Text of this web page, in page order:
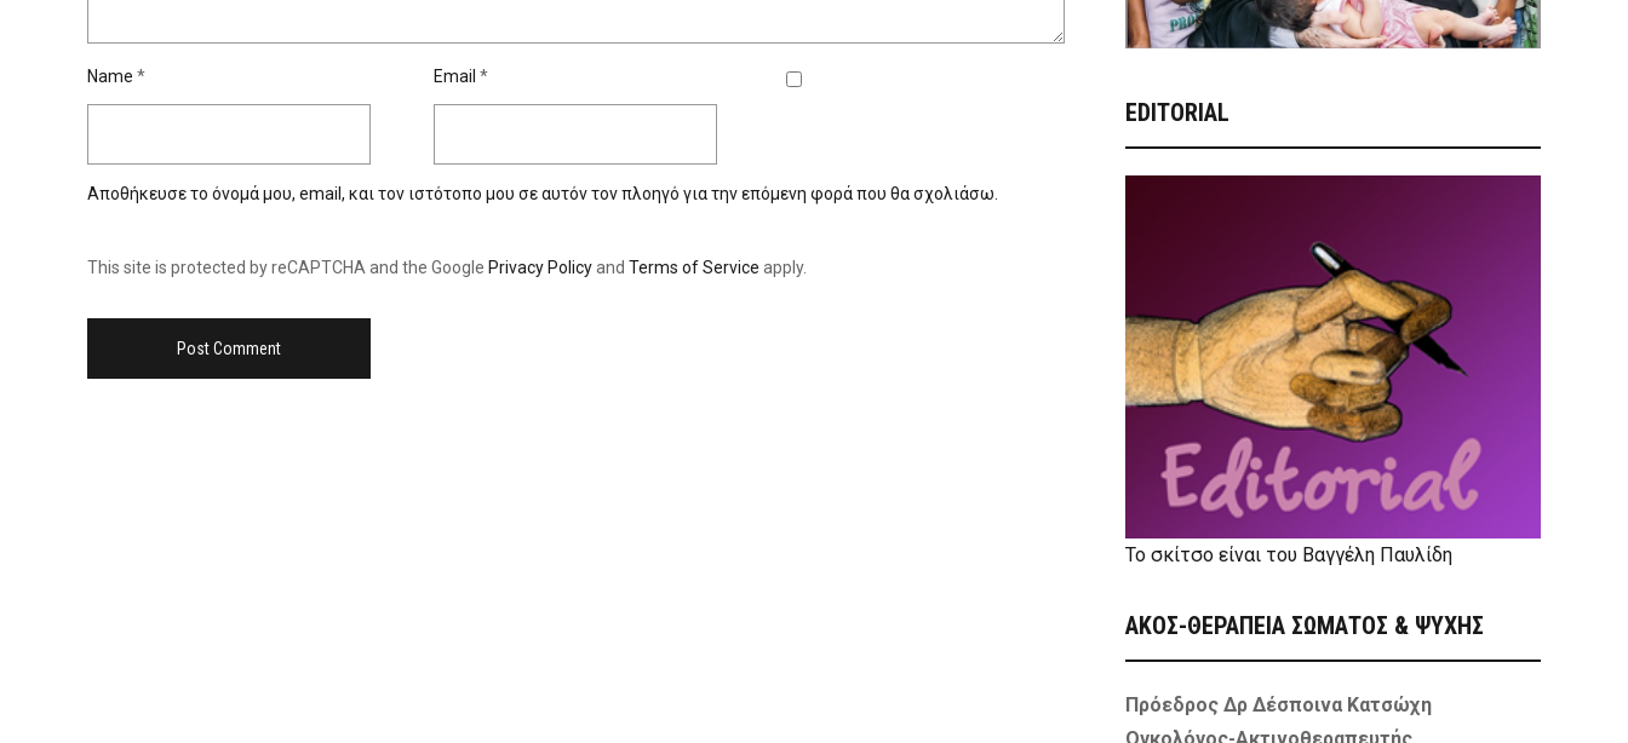
Name * Email *
Αποθήκευσε το όνομά μου, email, και τον ιστότοπο μου σε αυτόν τον πλοηγό για την επόμενη φορά που θα σχολιάσω.
This site is protected by reCAPTCHA and the Google Privacy Policyand Terms of Service apply.
EDITORIAL
Το σκίτσο είναι του Βαγγέλη Παυλίδη
ΑΚΟΣ-ΘΕΡΑΠΕΙΑ ΣΩΜΑΤΟΣ & ΨΥΧΗΣ
Πρόεδρος Δρ Δέσποινα Κατσώχη